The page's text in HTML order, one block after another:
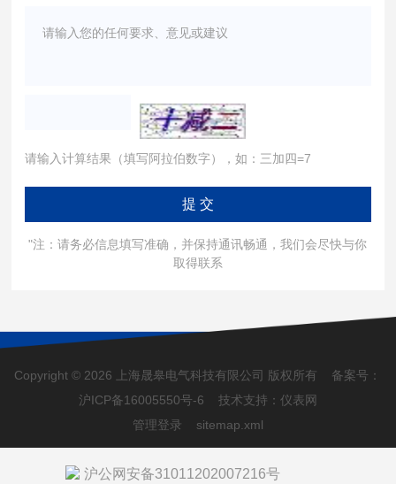
请输入计算结果（填写阿拉伯数字），如：三加四=7
"注：请务必信息填写准确，并保持通讯畅通，我们会尽快与你
取得联系
Copyright © 2026 上海晟皋电气科技有限公司 版权所有 备案号：
沪ICP备16005550号-6 技术支持： 仪表网
管理登录
sitemap.xml
沪公网安备31011202007216号